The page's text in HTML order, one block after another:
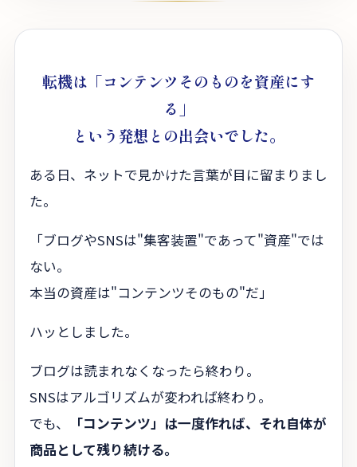
転機は「コンテンツそのものを資産にす
る」
という発想との出会いでした。
ある日、ネットで見かけた言葉が目に留まりまし
た。
「ブログやSNSは"集客装置"であって"資産"では
ない。
本当の資産は"コンテンツそのもの"だ」
ハッとしました。
ブログは読まれなくなったら終わり。
SNSはアルゴリズムが変われば終わり。
でも、
「コンテンツ」は一度作れば、それ自体が
商品として残り続ける。